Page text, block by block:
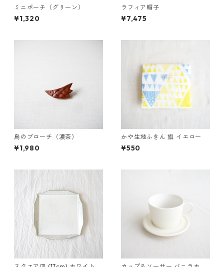
ミニポーチ（グリーン）
¥1,320
ラフィア帽子
¥7,475
鳥のブローチ（濃茶）
¥1,980
かや生地ふきん 旗 イエロー
¥550